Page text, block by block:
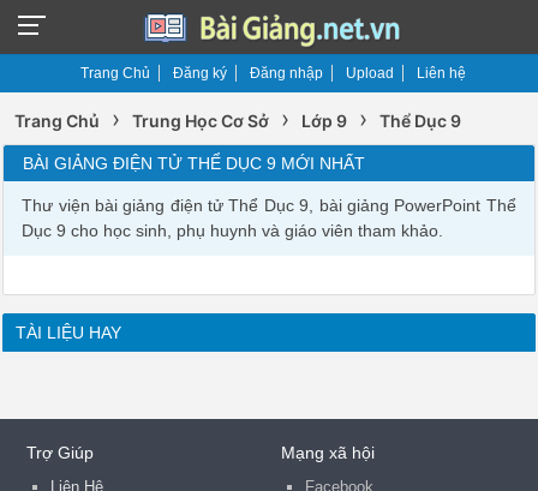
Trang Chủ Đăng ký Đăng nhập Upload Liên hệ
Trang Chủ › Trung Học Cơ Sở › Lớp 9 › Thể Dục 9
BÀI GIẢNG ĐIỆN TỬ THỂ DỤC 9 MỚI NHẤT
Thư viện bài giảng điện tử Thể Dục 9, bài giảng PowerPoint Thể
Dục 9 cho học sinh, phụ huynh và giáo viên tham khảo.
TÀI LIỆU HAY
Trợ Giúp
Liên Hệ
Mạng xã hội
Facebook